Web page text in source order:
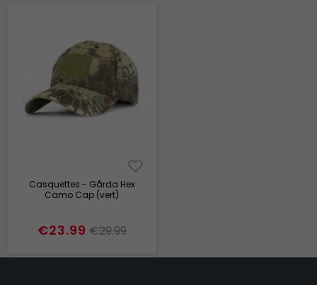
Casquettes - Gårda Hex
Camo Cap (vert)
€23.99 €29.99